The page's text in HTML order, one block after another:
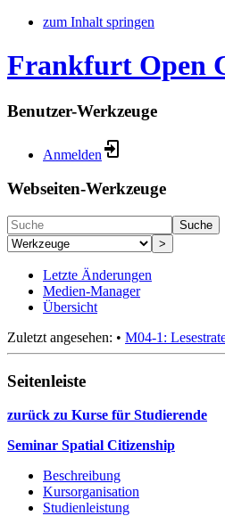
zum Inhalt springen
Frankfurt Open
Benutzer-Werkzeuge
Anmelden
Webseiten-Werkzeuge
Suche
>
Letzte Änderungen
Medien-Manager
Übersicht
Zuletzt angesehen: • M04-1:
Seitenleiste
zurück zu Kurse für Studierende
Seminar Spatial Citizenship
Beschreibung
Kursorganisation
Studienleistung